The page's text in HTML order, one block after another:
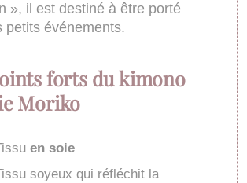
», il est destiné à être porté
petits événements.
forts du kimono
Moriko
en soie
soyeux qui réfléchit la